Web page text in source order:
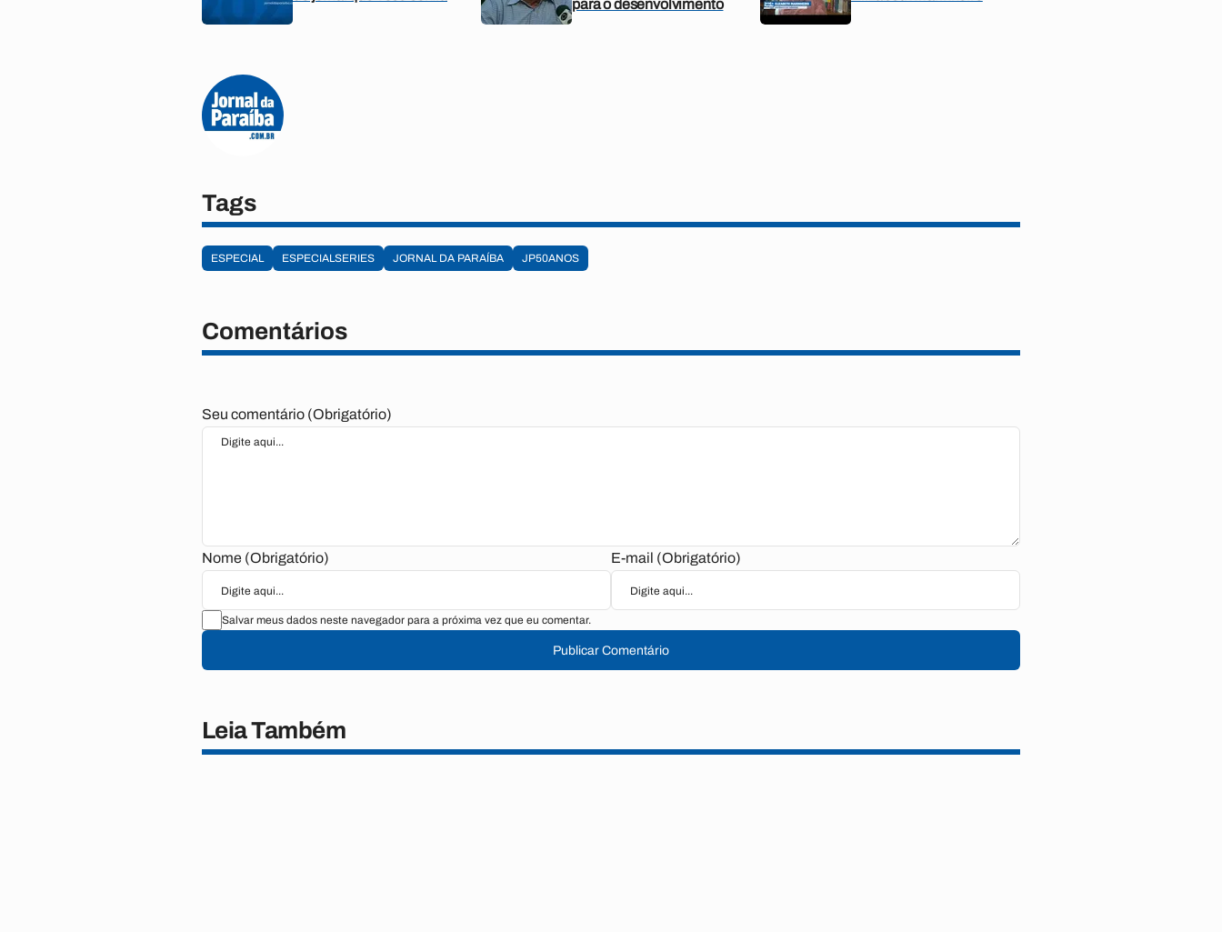
para o desenvolvimento
Tags
ESPECIAL ESPECIALSERIES JORNAL DA PARAÍBA JP50ANOS
Comentários
Seu comentário (Obrigatório)
Nome (Obrigatório) E-mail (Obrigatório)
Salvar meus dados neste navegador para a próxima vez que eu comentar.
Publicar Comentário
Leia Também